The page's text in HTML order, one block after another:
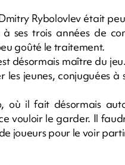
Rybolovlev était
ses trois années de
goûté le traitement.
désormais maître du
jeunes, conjuguées
où il fait désormais
vouloir le garder. Il
joueurs pour le voir